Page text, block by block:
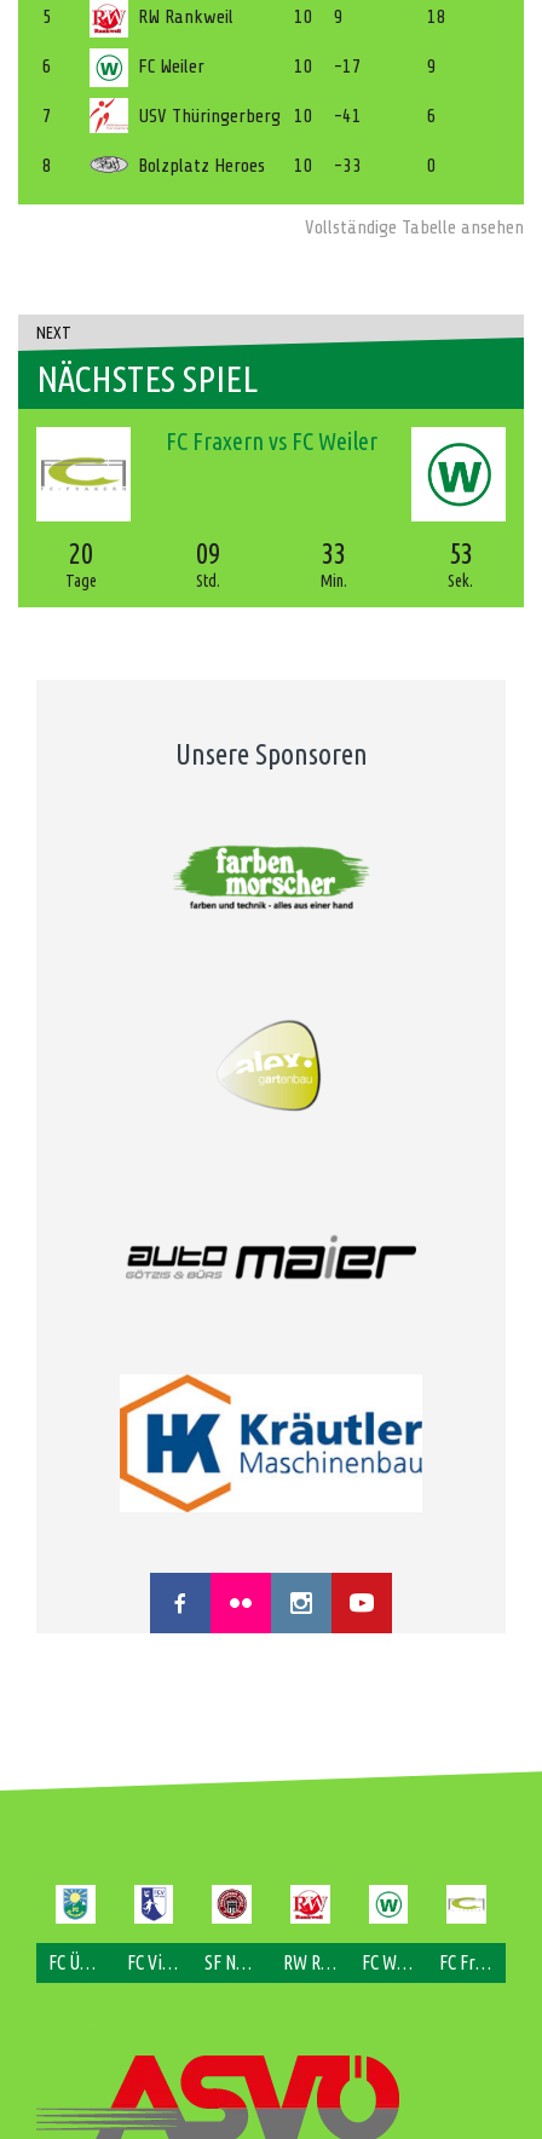
5 RW Rankweil 10 9 18
6 FC Weiler 10 -17 9
7 USV Thüringerberg 10 -41 6
8 Bolzplatz Heroes 10 -33 0
Vollständige Tabelle ansehen
NEXT
NÄCHSTES SPIEL
FC Fraxern vs FC Weiler
20
Tage
09
Std.
33
Min.
52
Sek.
Unsere Sponsoren
FC Übersaxen FC Viktorsberg SF Nofels RW Rankweil FC Weiler FC Fraxern